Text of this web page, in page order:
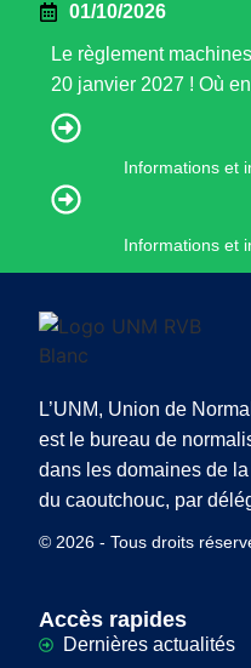
01/10/2026
Le règlement
20 janvier 2027 ! Où
Informations et
Informations et
L’UNM, Union de
est le bureau de
dans les domaines de
du caoutchouc, par
© 2026 - Tous droits
Accès rapides
Dernières actualités